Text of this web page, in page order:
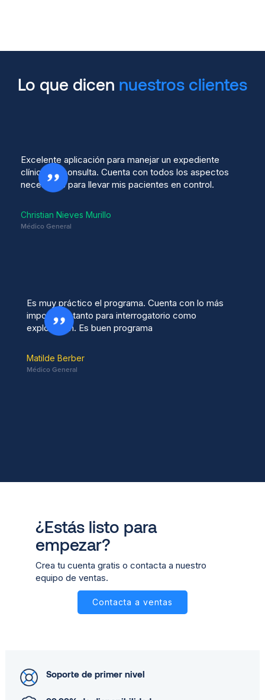
Lo que dicen nuestros clientes
Excelente aplicación para manejar un expediente
clínico de consulta. Cuenta con todos los aspectos
necesarios para llevar mis pacientes en control.
Christian Nieves Murillo
Médico General
Es muy práctico el programa. Cuenta con lo más
importante tanto para interrogatorio como
exploración. Es buen programa
Matilde Berber
Médico General
¿Estás listo para
empezar?
Crea tu cuenta gratis o contacta a nuestro
equipo de ventas.
Contacta a ventas
Soporte de primer nivel